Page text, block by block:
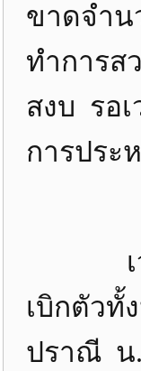
ขาดจำน
ทำการส
สงบ รอ
การประ
เวลา
เบิกตัว
ปราณี น